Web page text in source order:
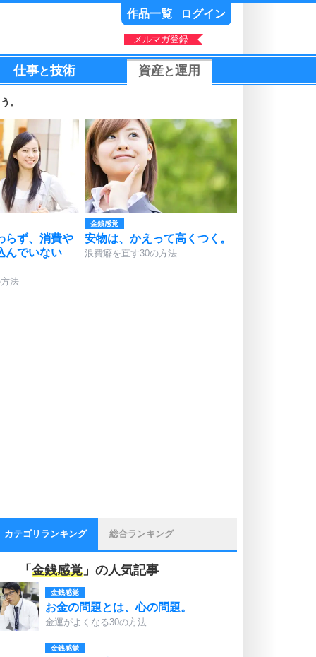
作品一覧 ログイン
メルマガ登録
仕事と技術 資産と運用
。
らず、消費や
んでいない
法
金銭感覚
安物は、かえって高くつく。
浪費癖を直す30の方法
カテゴリランキング 総合ランキング
「 金銭感覚 」の人気記事
金銭感覚
お金の問題とは、心の問題。
金運がよくなる30の方法
金銭感覚